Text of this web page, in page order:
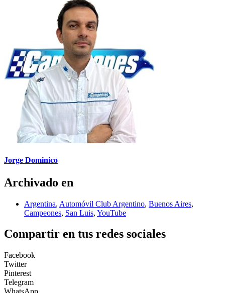
Jorge Dominico
Archivado en
Argentina, Automóvil Club Argentino, Buenos Aires,
Campeones, San Luis, YouTube
Compartir en tus redes sociales
Facebook
Twitter
Pinterest
Telegram